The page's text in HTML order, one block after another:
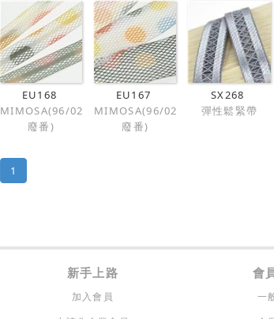
EU168
MIMOSA(96/02
廢番)
EU167
MIMOSA(96/02
廢番)
SX268
彈性鬆緊帶
1
新手上路 會
加入會員 一